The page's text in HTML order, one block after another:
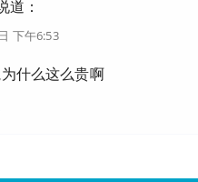
道：
下午6:53
什么这么贵啊